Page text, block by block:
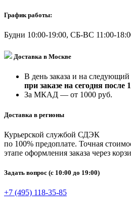
График работы:
Будни 10:00-19:00, СБ-ВС 11:00-
Доставка в Москве
В день заказа и на следующий
при заказе на сегодня после
За МКАД — от 1000 руб.
Доставка в регионы
Курьерской службой СДЭК
по 100% предоплате. Точная
этапе оформления заказа через
Задать вопрос (с 10:00 до 19:00)
+7 (495) 118-35-85